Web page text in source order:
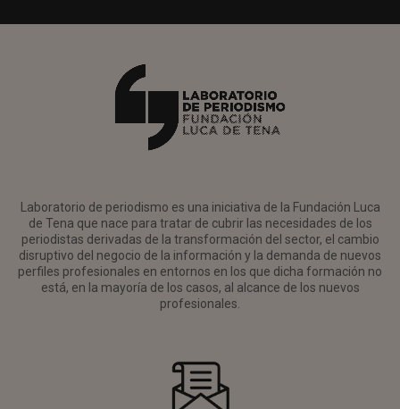
Laboratorio de periodismo es una iniciativa de la Fundación Luca
de Tena que nace para tratar de cubrir las necesidades de los
periodistas derivadas de la transformación del sector, el cambio
disruptivo del negocio de la información y la demanda de nuevos
perfiles profesionales en entornos en los que dicha formación no
está, en la mayoría de los casos, al alcance de los nuevos
profesionales.